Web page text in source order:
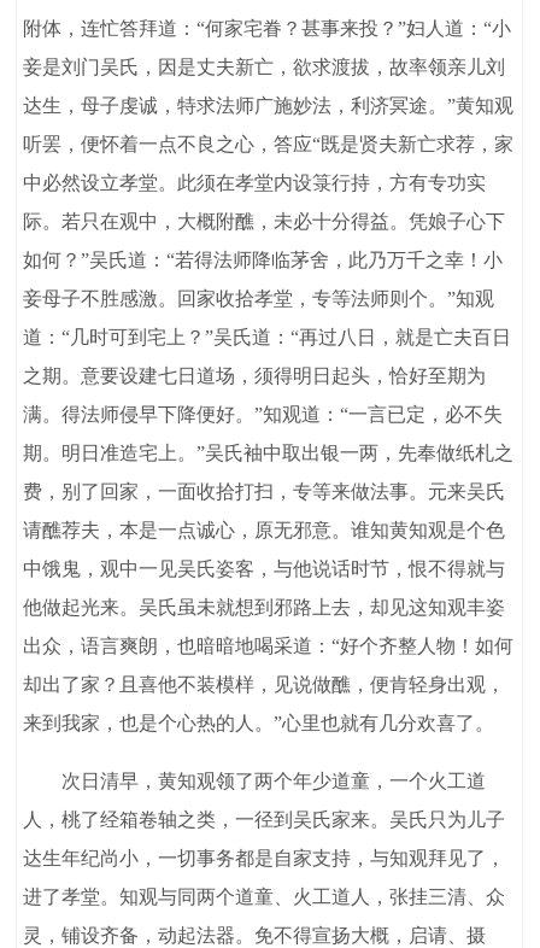
附体，连忙答拜道：“何家宅眷？甚事来投？”妇人道：“小
妾是刘门吴氏，因是丈夫新亡，欲求渡拔，故率领亲儿刘
达生，母子虔诚，特求法师广施妙法，利济冥途。”黄知观
听罢，便怀着一点不良之心，答应“既是贤夫新亡求荐，家
中必然设立孝堂。此须在孝堂内设箓行持，方有专功实
际。若只在观中，大概附醮，未必十分得益。凭娘子心下
如何？”吴氏道：“若得法师降临茅舍，此乃万千之幸！小
妾母子不胜感激。回家收拾孝堂，专等法师则个。”知观
道：“几时可到宅上？”吴氏道：“再过八日，就是亡夫百日
之期。意要设建七日道场，须得明日起头，恰好至期为
满。得法师侵早下降便好。”知观道：“一言已定，必不失
期。明日准造宅上。”吴氏袖中取出银一两，先奉做纸札之
费，别了回家，一面收拾打扫，专等来做法事。元来吴氏
请醮荐夫，本是一点诚心，原无邪意。谁知黄知观是个色
中饿鬼，观中一见吴氏姿客，与他说话时节，恨不得就与
他做起光来。吴氏虽未就想到邪路上去，却见这知观丰姿
出众，语言爽朗，也暗暗地喝采道：“好个齐整人物！如何
却出了家？且喜他不装模样，见说做醮，便肯轻身出观，
来到我家，也是个心热的人。”心里也就有几分欢喜了。
次日清早，黄知观领了两个年少道童，一个火工道
人，桃了经箱卷轴之类，一径到吴氏家来。吴氏只为儿子
达生年纪尚小，一切事务都是自家支持，与知观拜见了，
进了孝堂。知观与同两个道童、火工道人，张挂三清、众
灵，铺设齐备，动起法器。免不得宣扬大概，启请、摄